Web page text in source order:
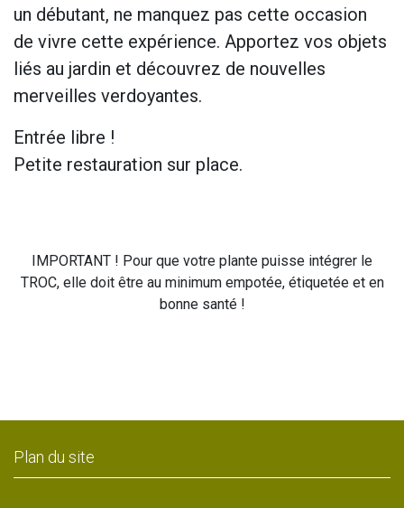
un débutant, ne manquez pas cette occasion
de vivre cette expérience. Apportez vos objets
liés au jardin et découvrez de nouvelles
merveilles verdoyantes.
Entrée libre !
Petite restauration sur place.
IMPORTANT ! Pour que votre plante puisse intégrer le
TROC, elle doit être au minimum empotée, étiquetée et en
bonne santé !
Plan du site